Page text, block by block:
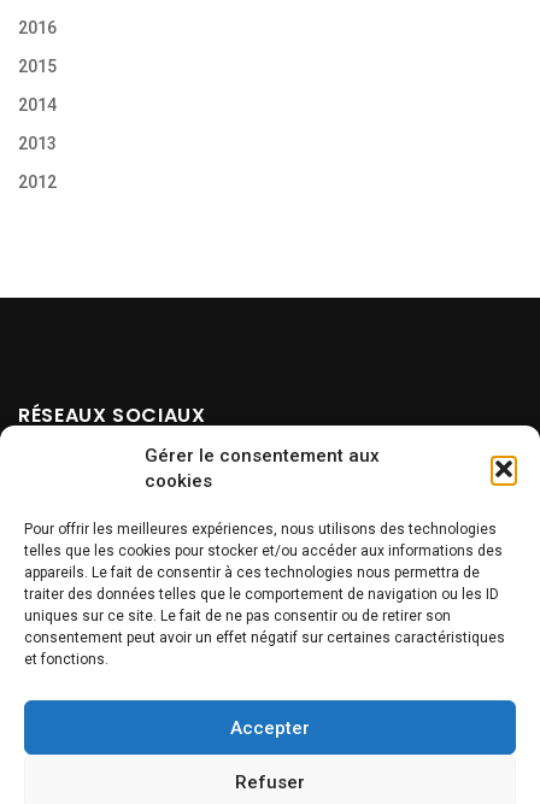
Gérer le consentement aux
cookies
Pour offrir les meilleures expériences, nous utilisons des technologies
telles que les cookies pour stocker et/ou accéder aux informations des
appareils. Le fait de consentir à ces technologies nous permettra de
traiter des données telles que le comportement de navigation ou les ID
uniques sur ce site. Le fait de ne pas consentir ou de retirer son
consentement peut avoir un effet négatif sur certaines caractéristiques
et fonctions.
Accepter
Refuser
2016
2015
2014
2013
2012
RÉSEAUX SOCIAUX
NEWSLETTER